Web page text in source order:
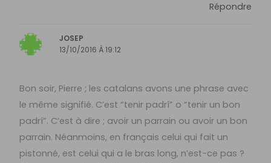
Répondre
JOSEP
13/10/2016 À 19:12
Bon soir, Pierre ; les catalans avons une phrase avec
le même signifié. C’est “tenir padrí” o “tenir un bon
padrí”. C’est à dire ; avoir un parrain ou avoir un bon
parrain. Néanmoins, en français celui qui fait un
pistonné, est celui qui a le bras long, n’est-ce pas ?